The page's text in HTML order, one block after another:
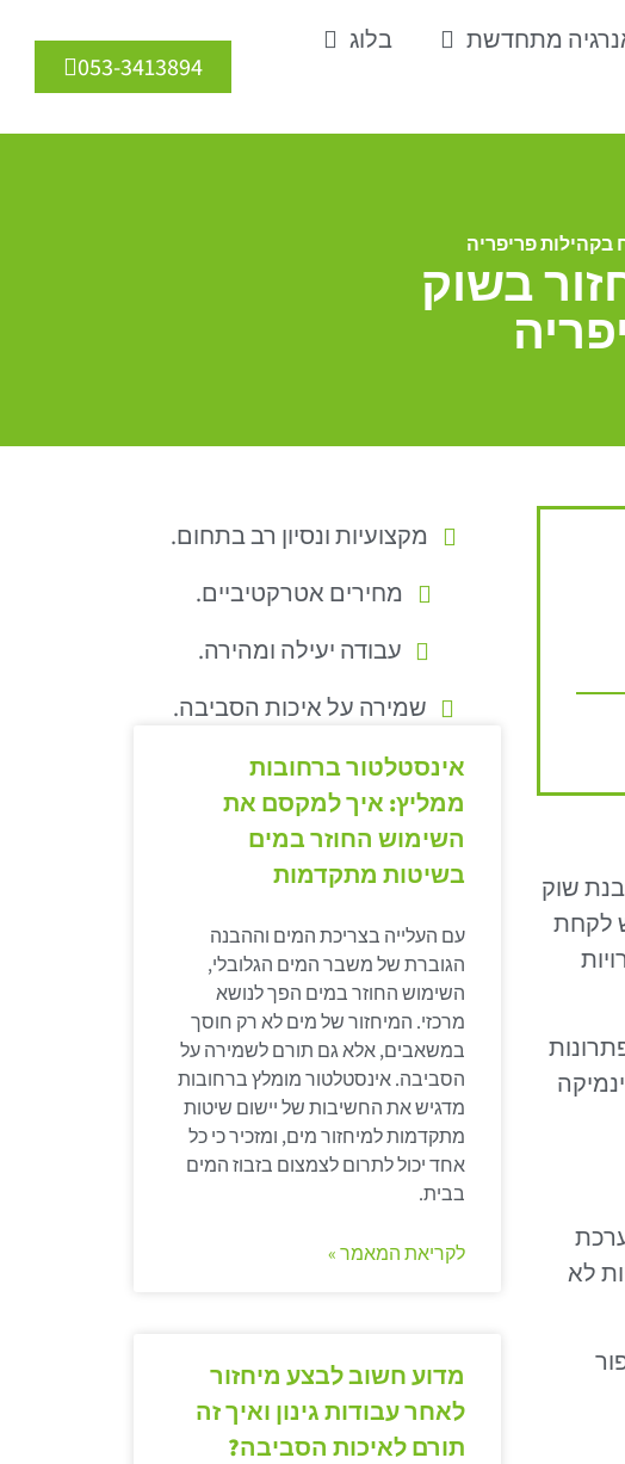
מתחדשת
בלוג
053-3413894
פריפריה
בשוק
שוק
לקחת
לא
מקצועיות ונסיון רב בתחום.
מחירים אטרקטיביים.
עבודה יעילה ומהירה.
שמירה על איכות הסביבה.
אינסטלטור ברחובות
ממליץ: איך למקסם את
השימוש החוזר במים
בשיטות מתקדמות
עם העלייה בצריכת המים וההבנה
הגוברת של משבר המים הגלובלי,
השימוש החוזר במים הפך לנושא
מרכזי. המיחזור של מים לא רק חוסך
במשאבים, אלא גם תורם לשמירה על
הסביבה. אינסטלטור מומלץ ברחובות
מדגיש את החשיבות של יישום שיטות
מתקדמות למיחזור מים, ומזכיר כי כל
אחד יכול לתרום לצמצום בזבוז המים
בבית.
לקריאת המאמר »
מדוע חשוב לבצע מיחזור
לאחר עבודות גינון ואיך זה
תורם לאיכות הסביבה?